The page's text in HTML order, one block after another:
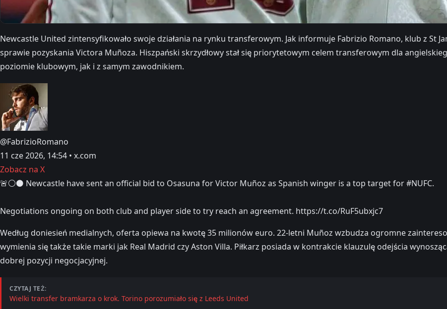
Newcastle United zintensyfikowało swoje działania na rynku transferowym. Jak informuje Fabrizio Romano, klub z St
sprawie pozyskania Victora Muñoza. Hiszpański skrzydłowy stał się priorytetowym celem transferowym dla
poziomie klubowym, jak i z samym zawodnikiem.
@FabrizioRomano
11 cze 2026, 14:54 • x.com
Zobacz na X
🚨⚪️⚫️ Newcastle have sent an official bid to Osasuna for Victor Muñoz as Spanish winger is a top target for #NUFC.
Negotiations ongoing on both club and player side to try reach an agreement. https://t.co/RuF5ubxjc7
Według doniesień medialnych, oferta opiewa na kwotę 35 milionów euro. 22-letni Muñoz wzbudza ogromne
wymienia się także takie marki jak Real Madrid czy Aston Villa. Piłkarz posiada w kontrakcie klauzulę odejścia
dobrej pozycji negocjacyjnej.
CZYTAJ TEŻ:
Wielki transfer bramkarza o krok. Torino porozumiało się z Leeds United